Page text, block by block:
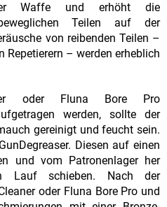
Waffe und erhöht die
Teilen auf der
von reibenden Teilen –
Repetierern – werden erheblich
oder Fluna Bore Pro
werden, sollte der
gereinigt und feucht sein.
Diesen auf einen
und vom Patronenlager her
Lauf schieben. Nach der
oder Fluna Bore Pro und